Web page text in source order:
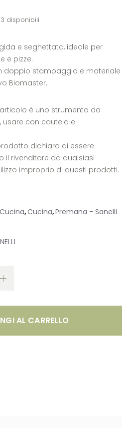
3 disponibili
e seghettata, ideale per
e pizze.
doppio stampaggio e materiale
Biomaster.
è uno strumento da
usare con cautela e
dichiaro di essere
il rivenditore da qualsiasi
improprio di questi prodotti.
,Cucina,Premana - Sanelli
AL CARRELLO